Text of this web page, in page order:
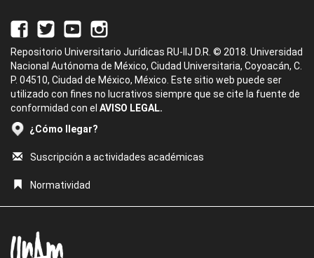
Repositorio Universitario Jurídicas RU-IIJ D.R. © 2018. Universidad
Nacional Autónoma de México, Ciudad Universitaria, Coyoacán, C.
P. 04510, Ciudad de México, México. Este sitio web puede ser
utilizado con fines no lucrativos siempre que se cite la fuente de
conformidad con el AVISO LEGAL.
¿Cómo llegar?
Suscripción a actividades académicas
Normatividad